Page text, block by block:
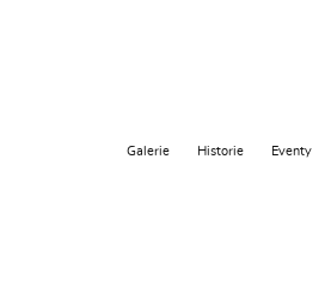
Galerie Historie Eventy